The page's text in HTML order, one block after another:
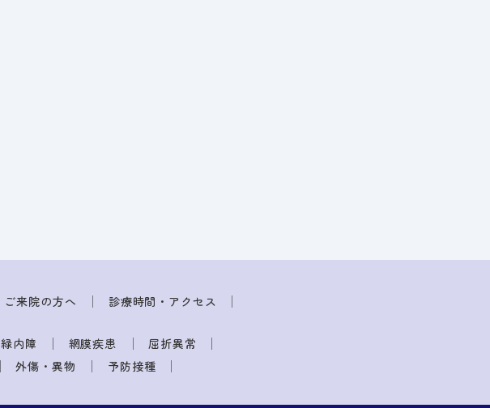
ご来院の方へ 診療時間・アクセス
緑内障 網膜疾患
屈折異常
外傷・異物 予防接種